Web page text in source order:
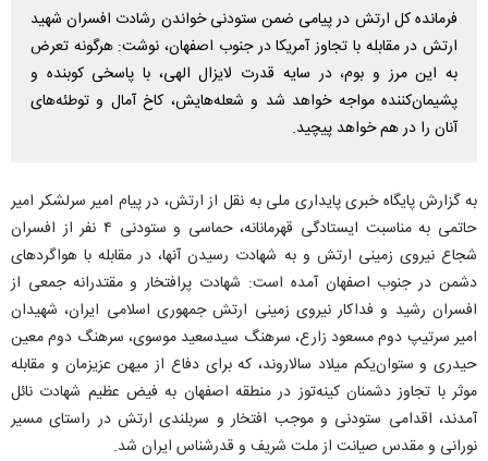
فرمانده کل ارتش در پیامی ضمن ستودنی خواندن رشادت افسران شهید
ارتش در مقابله با تجاوز آمریکا در جنوب اصفهان، نوشت: هرگونه تعرض
به این مرز و بوم، در سایه قدرت لایزال الهی، با پاسخی کوبنده و
پشیمان‌کننده مواجه خواهد شد و شعله‌هایش، کاخ آمال و توطئه‌های
آنان را در هم خواهد پیچید.
به گزارش پایگاه خبری پایداری ملی به نقل از ارتش، در پیام امیر سرلشکر امیر
حاتمی به مناسبت ایستادگی قهرمانانه، حماسی و ستودنی ۴ نفر از افسران
شجاع نیروی زمینی ارتش و به شهادت رسیدن آنها، در مقابله با هواگرد‌های
دشمن در جنوب اصفهان آمده است: شهادت پرافتخار و مقتدرانه جمعی از
افسران رشید و فداکار نیروی زمینی ارتش جمهوری اسلامی ایران، شهیدان
امیر سرتیپ دوم مسعود زارع، سرهنگ سیدسعید موسوی، سرهنگ دوم معین
حیدری و ستوان‌یکم میلاد سالاروند، که برای دفاع از میهن عزیزمان و مقابله
موثر با تجاوز دشمنان کینه‌توز در منطقه اصفهان به فیض عظیم شهادت نائل
آمدند، اقدامی ستودنی و موجب افتخار و سربلندی ارتش در راستای مسیر
نورانی و مقدس صیانت از ملت شریف و قدرشناس ایران شد.